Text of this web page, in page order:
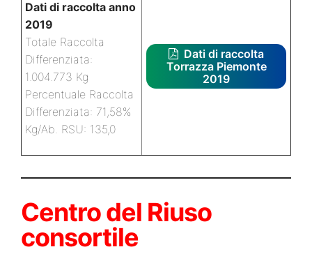
Dati di raccolta anno
2019
Totale Raccolta
Differenziata:
1.004.773 Kg
Percentuale Raccolta
Differenziata: 71,58%
Kg/Ab. RSU: 135,0
Dati di raccolta
Torrazza Piemonte
2019
Centro del Riuso
consortile